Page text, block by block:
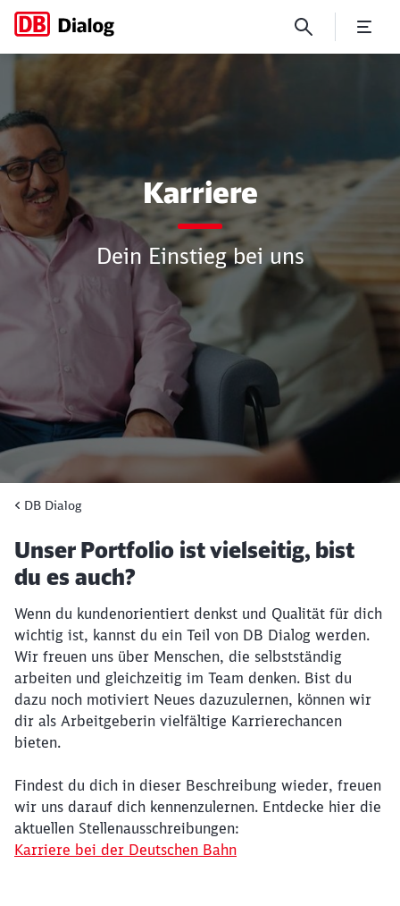
Karriere
Karriere
Dein Einstieg bei uns
DB Dialog
Unser Portfolio ist vielseitig, bist
du es auch?
Wenn du kundenorientiert denkst und Qualität für dich
wichtig ist, kannst du ein Teil von DB Dialog werden.
Wir freuen uns über Menschen, die selbstständig
arbeiten und gleichzeitig im Team denken. Bist du
dazu noch motiviert Neues dazuzulernen, können wir
dir als Arbeitgeberin vielfältige Karrierechancen
bieten.
Findest du dich in dieser Beschreibung wieder, freuen
wir uns darauf dich kennenzulernen. Entdecke hier die
aktuellen Stellenausschreibungen:
Karriere bei der Deutschen Bahn